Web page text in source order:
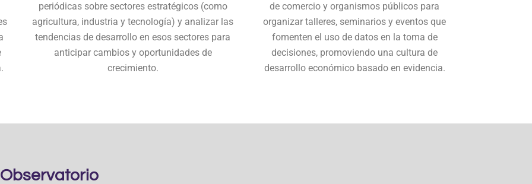
periódicas sobre sectores estratégicos (como
agricultura, industria y tecnología) y analizar las
tendencias de desarrollo en esos sectores para
anticipar cambios y oportunidades de
crecimiento.
de comercio y organismos públicos para
organizar talleres, seminarios y eventos que
fomenten el uso de datos en la toma de
decisiones, promoviendo una cultura de
desarrollo económico basado en evidencia.